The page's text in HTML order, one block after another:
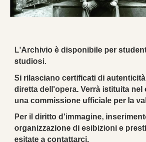
L'Archivio è disponibile per
studiosi.
Si rilasciano certificati di
diretta dell'opera. Verrà istituita nel
una commissione ufficiale per la
Per il diritto d'immagine,
organizzazione di esibizioni e
esitate a contattarci.